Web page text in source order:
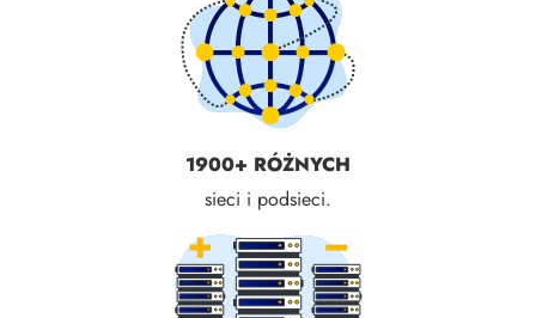
1900+ RÓŻNYCH
sieci i podsieci.